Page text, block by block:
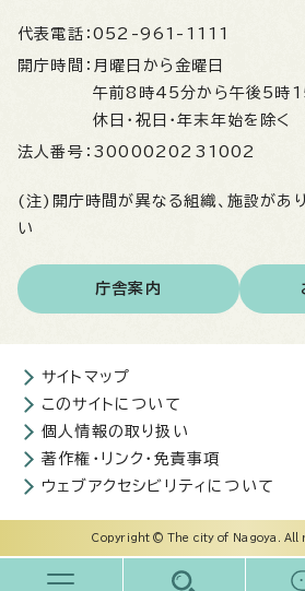
代表電話： 052-961-1111
開庁時間： 月曜日から金曜日
午前8時45分から午後5時
休日・祝日・年末年始を除く
法人番号： 3000020231002
(注)開庁時間が異なる組織、施設があ
い
庁舎案内
サイトマップ
このサイトについて
個人情報の取り扱い
著作権・リンク・免責事項
ウェブアクセシビリティについて
Copyright © The city of Nagoya. All